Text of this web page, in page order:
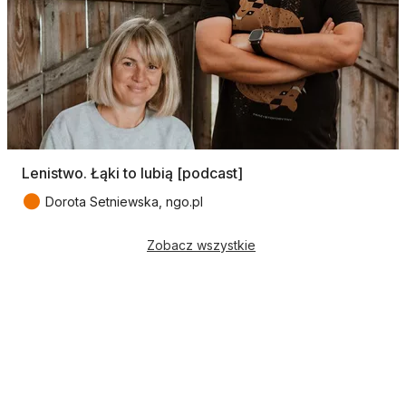
Lenistwo. Łąki to lubią [podcast]
● Dorota Setniewska, ngo.pl
Zobacz wszystkie